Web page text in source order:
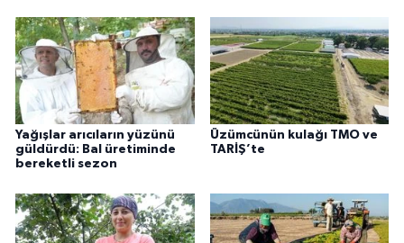
Yağışlar arıcıların yüzünü
güldürdü: Bal üretiminde
bereketli sezon
Üzümcünün kulağı TMO ve
TARİŞ’te